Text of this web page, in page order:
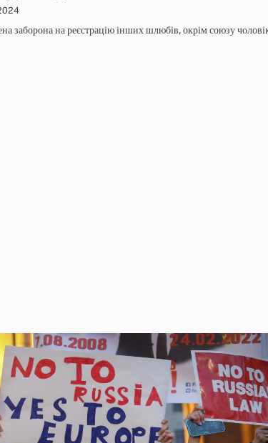
заборона на реєстрацію інших шлюбів, окрім союзу